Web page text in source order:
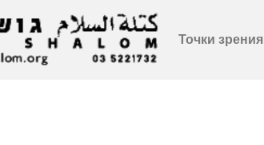
Точки зрения